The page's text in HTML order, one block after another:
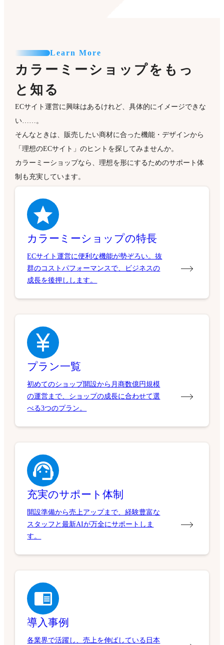
Learn More
カラーミーショップをもっ
と知る
ECサイト運営に興味はあるけれど、具体的にイメージできな
い……。
そんなときは、販売したい商材に合った機能・デザインから
「理想のECサイト」のヒントを探してみませんか。
カラーミーショップなら、理想を形にするためのサポート体
制も充実しています。
カラーミーショップの特長
ECサイト運営に便利な機能が勢ぞろい。抜
群のコストパフォーマンスで、ビジネスの
成長を後押しします。
プラン一覧
初めてのショップ開設から月商数億円規模
の運営まで、ショップの成長に合わせて選
べる3つのプラン。
充実のサポート体制
開設準備から売上アップまで、経験豊富な
スタッフと最新AIが万全にサポートしま
す。
導入事例
各業界で活躍し、売上を伸ばしている日本